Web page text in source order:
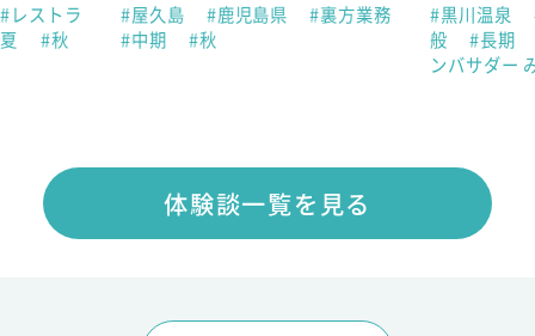
#レストラ
#秋
#屋久島 #鹿児島県
#裏方業務
#中期
#秋
#黒川温泉
般
#長期
ンバサダー
体験談一覧を見る